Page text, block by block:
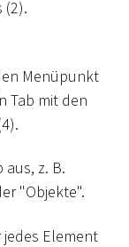
(2).
Menüpunkt
Tab mit den
aus, z. B.
"Objekte".
Element